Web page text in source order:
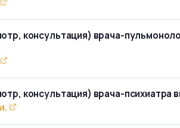
консультация) врача-
консультация) врача-психиатра